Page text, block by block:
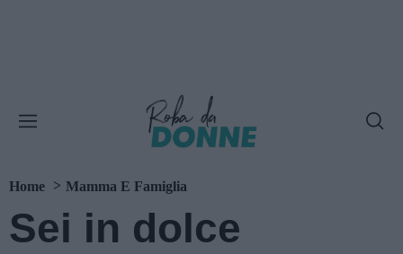
Home Mamma E Famiglia
Sei in dolce